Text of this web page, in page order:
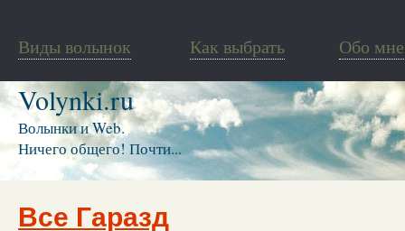
Виды волынок Как выбрать Обо мне
Volynki.ru
Волынки и Web.
Ничего общего! Почти...
Все Гаразд